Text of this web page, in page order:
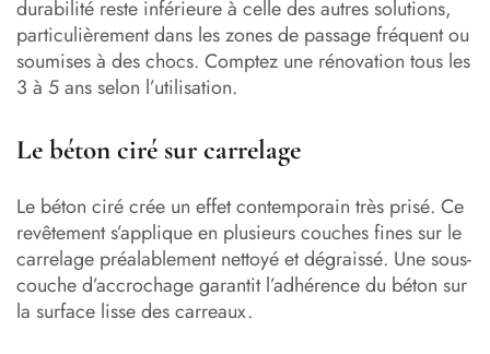
durabilité reste inférieure à celle des autres solutions,
particulièrement dans les zones de passage fréquent ou
soumises à des chocs. Comptez une rénovation tous les
3 à 5 ans selon l’utilisation.
Le béton ciré sur carrelage
Le béton ciré crée un effet contemporain très prisé. Ce
revêtement s’applique en plusieurs couches fines sur le
carrelage préalablement nettoyé et dégraissé. Une sous-
couche d’accrochage garantit l’adhérence du béton sur
la surface lisse des carreaux.